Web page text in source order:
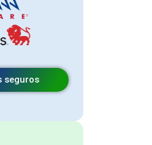
seguros